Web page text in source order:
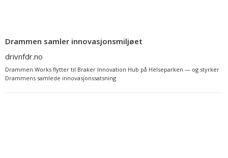
Drammen samler innovasjonsmiljøet
drivnfdr.no
Drammen Works flytter til Braker Innovation Hub på Helseparken — og styrker
Drammens samlede innovasjonssatsning